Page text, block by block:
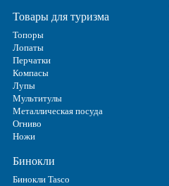
Товары для туризма
Топоры
Лопаты
Перчатки
Компасы
Лупы
Мультитулы
Металлическая посуда
Огниво
Ножи
Бинокли
Бинокли Tasco